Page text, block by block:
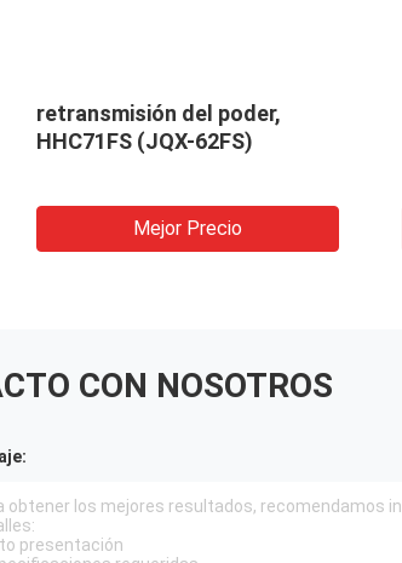
retransmisión del poder,
HHC71FS (JQX-62FS)
Mejor Precio
CON NOSOTROS